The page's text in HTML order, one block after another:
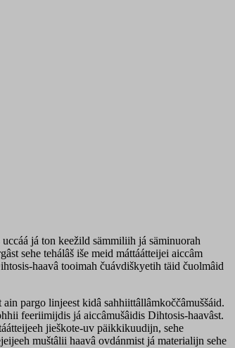
já ton keežild sämmiliih já säminuorah
sehe tehálâš iše meid máttáátteijei aiccâm
haavâ tooimah čuávdiškyetih täid čuolmâid
pargo linjeest kidâ sahhiittâllâmkoččâmuššáid.
feeriimijdis já aiccâmušâidis Dihtosis-haavâst.
jieškote-uv päikkikuudijn, sehe
muštâlii haavâ ovdánmist já materialijn sehe